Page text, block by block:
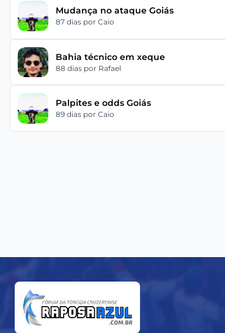
Mudança no ataque Goiás
87 dias por Caio
Bahia técnico em xeque
88 dias por Rafael
Palpites e odds Goiás
89 dias por Caio